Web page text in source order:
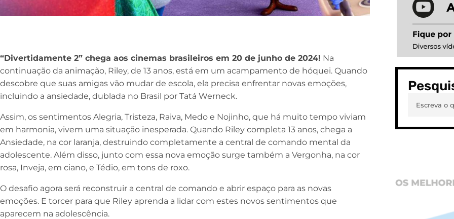
“Divertidamente 2” chega aos cinemas brasileiros em 20 de junho de 2024! Na
continuação da animação, Riley, de 13 anos, está em um acampamento de hóquei. Quando
descobre que suas amigas vão mudar de escola, ela precisa enfrentar novas emoções,
incluindo a ansiedade, dublada no Brasil por Tatá Werneck.
Assim, os sentimentos Alegria, Tristeza, Raiva, Medo e Nojinho, que há muito tempo viviam
em harmonia, vivem uma situação inesperada. Quando Riley completa 13 anos, chega a
Ansiedade, na cor laranja, destruindo completamente a central de comando mental da
adolescente. Além disso, junto com essa nova emoção surge também a Vergonha, na cor
rosa, Inveja, em ciano, e Tédio, em tons de roxo.
O desafio agora será reconstruir a central de comando e abrir espaço para as novas
emoções. E torcer para que Riley aprenda a lidar com estes novos sentimentos que
aparecem na adolescência.